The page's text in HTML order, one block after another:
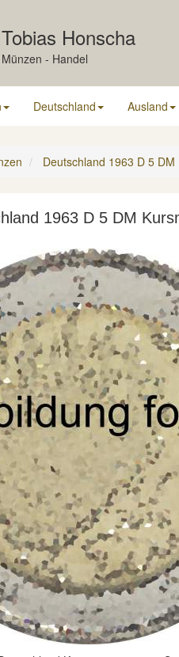
Tobias Honscha
Münzen - Handel
Deutschland Ausland
Deutschland 1963 D 5
1963 D 5 DM